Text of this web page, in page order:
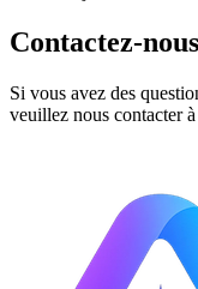
Contactez-nous
Si vous avez des
veuillez nous contacter à